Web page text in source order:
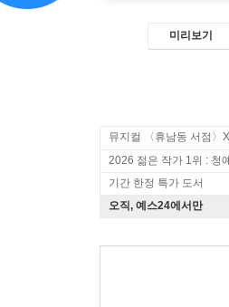
미리보기
2026 젊은 작가 1위 : 청예
기간 한정 특가 도서
오직, 예스24에서만